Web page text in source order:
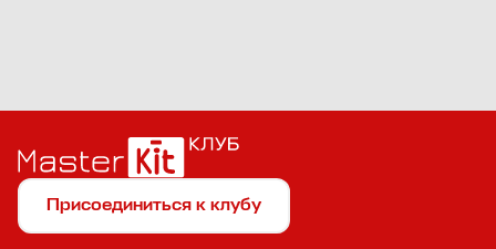
Присоединиться к клубу